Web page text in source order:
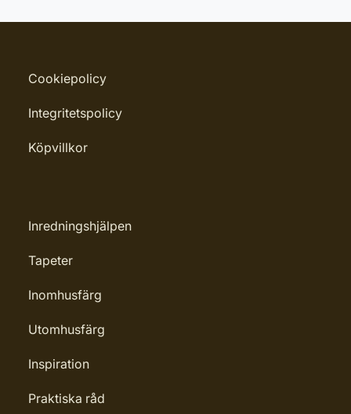
Penselborste, Roller, Spackel, Trasa
Rekommenderat antal strykningar:
Rengöring: Penseltvätt
Cookiepolicy
Integritetspolicy
Köpvillkor
Inredningshjälpen
Tapeter
Inomhusfärg
Utomhusfärg
Inspiration
Praktiska råd